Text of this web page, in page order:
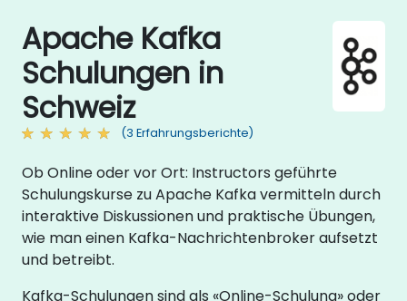
Apache Kafka
Schulungen in
Schweiz
(3 Erfahrungsberichte)
Ob Online oder vor Ort: Instructors geführte
Schulungskurse zu Apache Kafka vermitteln durch
interaktive Diskussionen und praktische Übungen,
wie man einen Kafka-Nachrichtenbroker aufsetzt
und betreibt.
Kafka-Schulungen sind als «Online-Schulung» oder